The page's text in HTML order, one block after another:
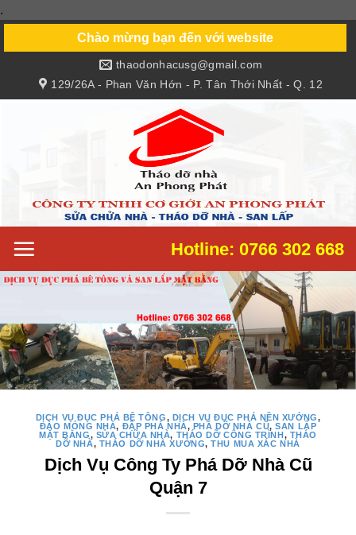
.
content
Chào mừng bạn đến với website
129/26A - Phan Văn Hớn - P. Tân Thới Nhất - Q. 12
thaodonhacusg@gmail.com
Hotline: 0766 302 668
DỊCH VỤ ĐỤC PHÁ BÊ TÔNG, DỊCH VỤ ĐỤC PHÁ NỀN XƯỞNG,
ĐÀO MÓNG NHÀ, ĐẬP PHÁ NHÀ,PHÁ DỠ NHÀ CŨ,SAN LẤP
MẶT BẰNG, SỬA CHỮA NHÀ, THÁO DỠ CÔNG TRÌNH, THÁO
DỠ NHÀ, THÁO DỠ NHÀ XƯỞNG, THU MUA XÁC NHÀ
Dịch Vụ Công Ty Phá Dỡ Nhà Cũ
Quận 7